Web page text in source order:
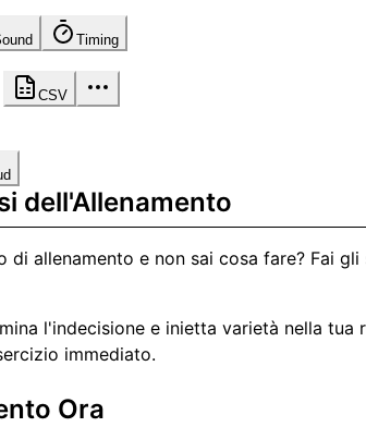
Timing
CSV
dell'Allenamento
allenamento e non sai cosa fare? Fai
l'indecisione e inietta varietà nella
immediato.
Ora